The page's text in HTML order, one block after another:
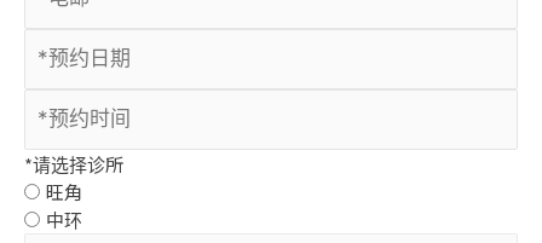
*请选择诊所
旺角
中环